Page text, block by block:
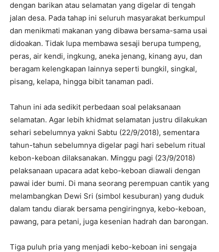
dengan barikan atau selamatan yang digelar di tengah
jalan desa. Pada tahap ini seluruh masyarakat berkumpul
dan menikmati makanan yang dibawa bersama-sama usai
didoakan. Tidak lupa membawa sesaji berupa tumpeng,
peras, air kendi, ingkung, aneka jenang, kinang ayu, dan
beragam kelengkapan lainnya seperti bungkil, singkal,
pisang, kelapa, hingga bibit tanaman padi.
Tahun ini ada sedikit perbedaan soal pelaksanaan
selamatan. Agar lebih khidmat selamatan justru dilakukan
sehari sebelumnya yakni Sabtu (22/9/2018), sementara
tahun-tahun sebelumnya digelar pagi hari sebelum ritual
kebon-keboan dilaksanakan. Minggu pagi (23/9/2018)
pelaksanaan upacara adat kebo-keboan diawali dengan
pawai ider bumi. Di mana seorang perempuan cantik yang
melambangkan Dewi Sri (simbol kesuburan) yang duduk
dalam tandu diarak bersama pengiringnya, kebo-keboan,
pawang, para petani, juga kesenian hadrah dan barongan.
Tiga puluh pria yang menjadi kebo-keboan ini sengaja